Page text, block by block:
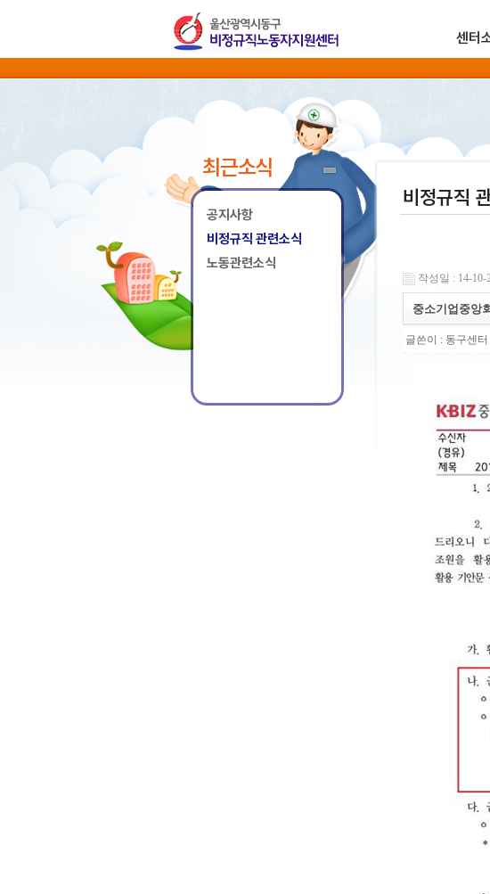
센터
최근소식
공지사항
비정규직 관련소식
노동관련소식
비정규직
작성일 : 14-10-
중소기업중앙
글쓴이 : 동구센터